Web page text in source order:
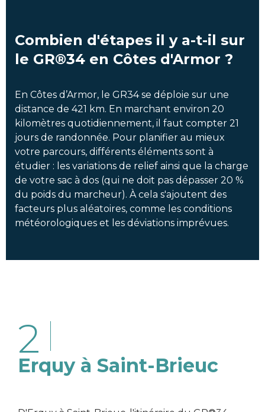
Combien d'étapes il y a-t-il sur
le GR®34 en Côtes d'Armor ?
En Côtes d’Armor, le GR34 se déploie sur une
distance de 421 km. En marchant environ 20
kilomètres quotidiennement, il faut compter 21
jours de randonnée. Pour planifier au mieux
votre parcours, différents éléments sont à
étudier : les variations de relief ainsi que la charge
de votre sac à dos (qui ne doit pas dépasser 20 %
du poids du marcheur). À cela s'ajoutent des
facteurs plus aléatoires, comme les conditions
météorologiques et les déviations imprévues.
2
Erquy à Saint-Brieuc